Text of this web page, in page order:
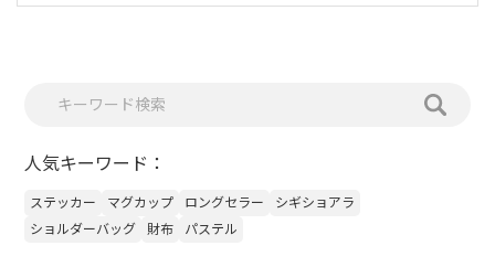
人気キーワード：
ステッカー マグカップ ロングセラー
シギショアラ
ショルダーバッグ
財布 パステル